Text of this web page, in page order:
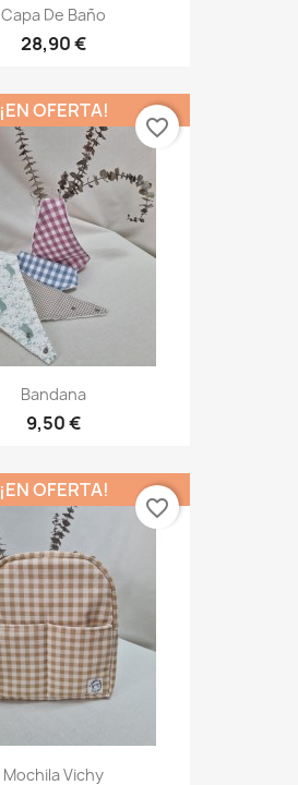
Capa De Baño
28,90 €
Bandana
9,50 €
¡EN OFERTA!
favorite_border
Mochila Vichy
¡EN OFERTA!
favorite_border